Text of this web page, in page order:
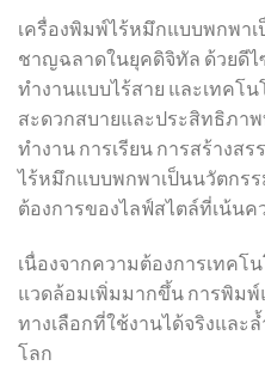
เครื่องพิมพ์ไร้หมึกแบบพกพา
ชาญฉลาดในยุคดิจิทัล ด้วยดี
ทำงานแบบไร้สาย และเทคโ
สะดวกสบายและประสิทธิภาพ
ทำงาน การเรียน การสร้างส
ไร้หมึกแบบพกพาเป็นนวัตกร
ต้องการของไลฟ์สไตล์ที่เน้น
เนื่องจากความต้องการเทคโ
แวดล้อมเพิ่มมากขึ้น การพิมพ์
ทางเลือกที่ใช้งานได้จริงและ
โลก